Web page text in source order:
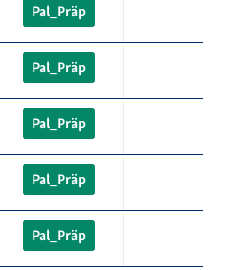
Pal_Präp
Pal_Präp
Pal_Präp
Pal_Präp
Pal_Präp